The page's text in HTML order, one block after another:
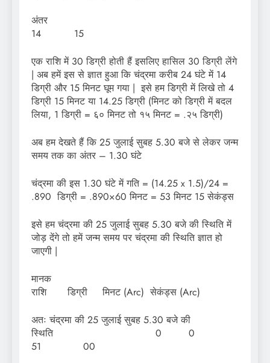
14 15
एक राशि में 30 डिग्री होती हैं इसलिए हासिल 30 डिग्री लेंगे
| अब हमें इस से ज्ञात हुआ कि चंद्रमा करीब 24 घंटे में 14
डिग्री और 15 मिनट घूम गया | इसे हम डिग्री में लिखे तो 4
डिग्री 15 मिनट या 14.25 डिग्री (मिनट को डिग्री में बदल
लिया, 1 डिग्री = ६० मिनट तो १५ मिनट = .२५ डिग्री)
अब हम देखते हैं कि 25 जुलाई सुबह 5.30 बजे से लेकर जन्म
समय तक का अंतर – 1.30 घंटे
चंद्रमा की इस 1.30 घंटे में गति = (14.25 x 1.5)/24 =
.890 डिग्री = .890×60 मिनट = 53 मिनट 15 सेकंड्स
इसे हम चंद्रमा की 25 जुलाई सुबह 5.30 बजे की स्थिति में
जोड़ देंगे तो हमें जन्म समय पर चंद्रमा की स्थिति ज्ञात हो
जाएगी |
राशि डिग्री मिनट (Arc) सेकंड्स (Arc)
अतः चंद्रमा की 25 जुलाई सुबह 5.30 बजे की
स्थिति 0 0
51 00